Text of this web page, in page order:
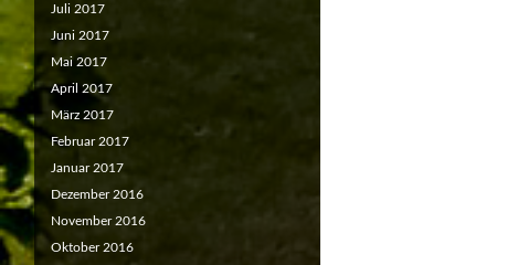
Juli 2017
Juni 2017
Mai 2017
April 2017
März 2017
Februar 2017
Januar 2017
Dezember 2016
November 2016
Oktober 2016